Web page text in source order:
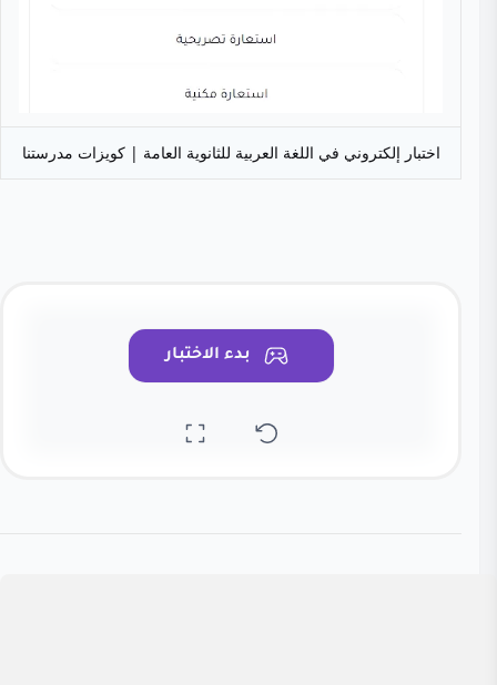
اختبار إلكتروني في اللغة العربية للثانوية العامة | كويزات مدرستنا
بدء الاختبار